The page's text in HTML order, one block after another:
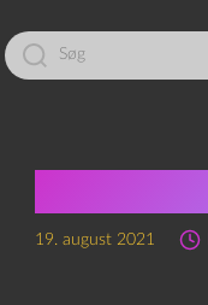
Led
efter:
19. august 2021